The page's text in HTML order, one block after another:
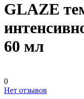
GLAZE
60 мл
0
Нет отзывов